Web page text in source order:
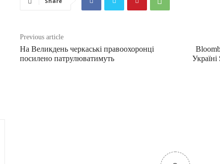
Previous article
На Великдень черкаські правоохоронці
посилено патрулюватимуть